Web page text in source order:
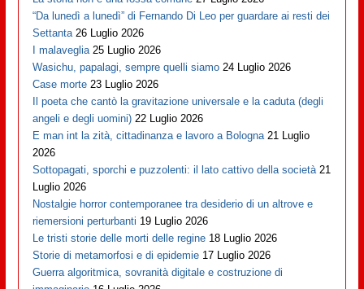
“Da lunedì a lunedì” di Fernando Di Leo per guardare ai resti dei
Settanta 26 Luglio 2026
I malaveglia 25 Luglio 2026
Wasichu, papalagi, sempre quelli siamo 24 Luglio 2026
Case morte 23 Luglio 2026
Il poeta che cantò la gravitazione universale e la caduta (degli
angeli e degli uomini) 22 Luglio 2026
E man int la zità, cittadinanza e lavoro a Bologna 21 Luglio
2026
Sottopagati, sporchi e puzzolenti: il lato cattivo della società 21
Luglio 2026
Nostalgie horror contemporanee tra desiderio di un altrove e
riemersioni perturbanti 19 Luglio 2026
Le tristi storie delle morti delle regine 18 Luglio 2026
Storie di metamorfosi e di epidemie 17 Luglio 2026
Guerra algoritmica, sovranità digitale e costruzione di